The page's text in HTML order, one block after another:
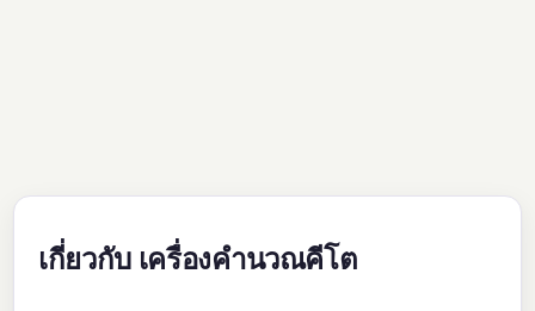
เกี่ยวกับ เครื่องคำนวณคีโต